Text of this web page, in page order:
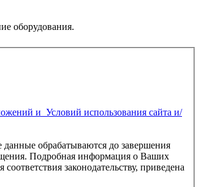
оборудования.
и Условий использо­вания сайта и/
обрабатываются до завершения
Подробная информация о Ваших
законодательству, приведена